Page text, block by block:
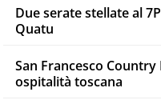
Due serate stellate al
Quatu
San Francesco
ospitalità toscana